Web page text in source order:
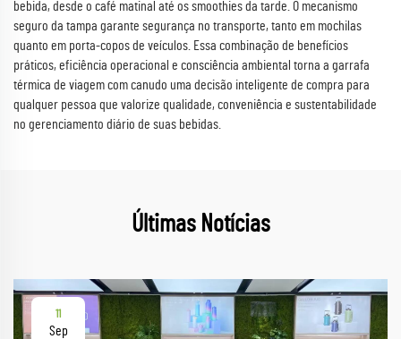
bebida, desde o café matinal até os smoothies da tarde. O mecanismo
seguro da tampa garante segurança no transporte, tanto em mochilas
quanto em porta-copos de veículos. Essa combinação de benefícios
práticos, eficiência operacional e consciência ambiental torna a garrafa
térmica de viagem com canudo uma decisão inteligente de compra para
qualquer pessoa que valorize qualidade, conveniência e sustentabilidade
no gerenciamento diário de suas bebidas.
Últimas Notícias
11
Sep